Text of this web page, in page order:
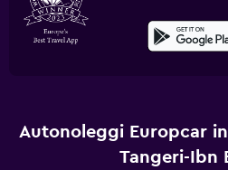
Autonoleggi Europcar
Tangeri-Ibn